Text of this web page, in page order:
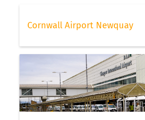
Cornwall Airport Newquay